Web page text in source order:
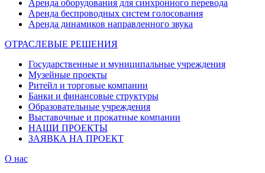
Аренда оборудования для синхронного перевода
Аренда беспроводных систем голосования
Аренда динамиков направленного звука
ОТРАСЛЕВЫЕ РЕШЕНИЯ
Государственные и муниципальные учреждения
Музейные проекты
Ритейл и торговые компании
Банки и финансовые структуры
Образовательные учреждения
Выставочные и прокатные компании
НАШИ ПРОЕКТЫ
ЗАЯВКА НА ПРОЕКТ
О нас